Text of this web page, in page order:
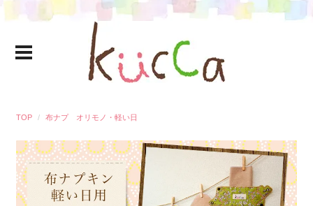
TOP 布ナプ オリモノ・軽い日